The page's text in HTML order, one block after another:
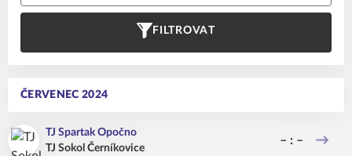
FILTROVAT
ČERVENEC 2024
TJ Spartak Opočno
TJ Sokol Černíkovice
– : –